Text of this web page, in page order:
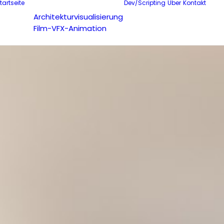
Architekturvisualisierung
Film-VFX-Animation
Dev/Scripting Über Kontakt